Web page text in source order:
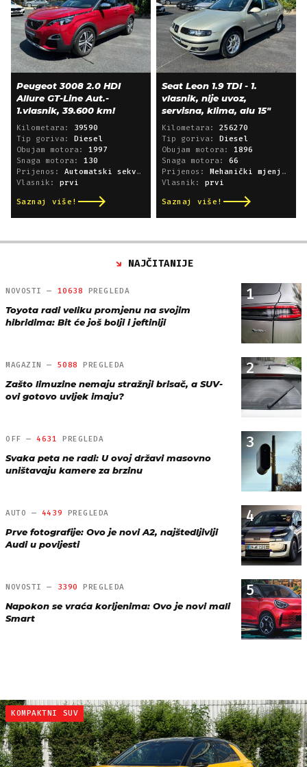
Peugeot 3008 2.0 HDI
Allure GT-Line Aut.-
1.vlasnik, 39.600 km!
Kilometara: 39590
Tip goriva: Diesel
Obujam motora: 1997
Snaga motora: 130
Prijenos: Automatski sekvencijski
Vlasnik: prvi
Saznaj više!
Seat Leon 1.9 TDI - 1.
vlasnik, nije uvoz,
servisna, klima, alu 15"
Kilometara: 256270
Tip goriva: Diesel
Obujam motora: 1896
Snaga motora: 66
Prijenos: Mehanički mjenjač
Vlasnik: prvi
Saznaj više!
NAJČITANIJE
1
NOVOSTI — 10638 PREGLEDA
Toyota radi veliku promjenu na svojim
hibridima: Bit će još bolji i jeftiniji
2
MAGAZIN — 5088 PREGLEDA
Zašto limuzine nemaju stražnji brisač, a SUV-
ovi gotovo uvijek imaju?
3
OFF —4631 PREGLEDA
Svaka peta ne radi: U ovoj državi masovno
uništavaju kamere za brzinu
4
AUTO — 4439 PREGLEDA
Prve fotografije: Ovo je novi A2, najštedljiviji
Audi u povijesti
5
NOVOSTI — 3390 PREGLEDA
Napokon se vraća korijenima: Ovo je novi mali
Smart
KOMPAKTNI SUV